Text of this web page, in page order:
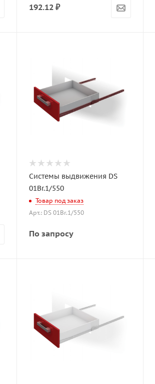
192.12 ₽
Системы выдвижения DS
01Br.1/550
Товар под заказ
Арт.: DS 01Br.1/550
По запросу